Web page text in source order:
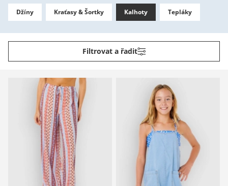
Džíny Kraťasy & Šortky Kalhoty Tepláky
Filtrovat a řadit